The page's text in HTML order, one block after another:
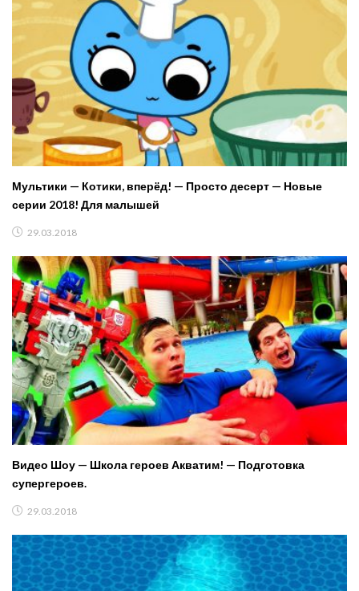
Мультики — Котики, вперёд! — Просто десерт — Новые
серии 2018! Для малышей
29.03.2018
Видео Шоу — Школа героев Акватим! — Подготовка
супергероев.
29.03.2018